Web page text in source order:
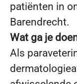
patiënten in
Barendrecht.
Wat ga je
Als